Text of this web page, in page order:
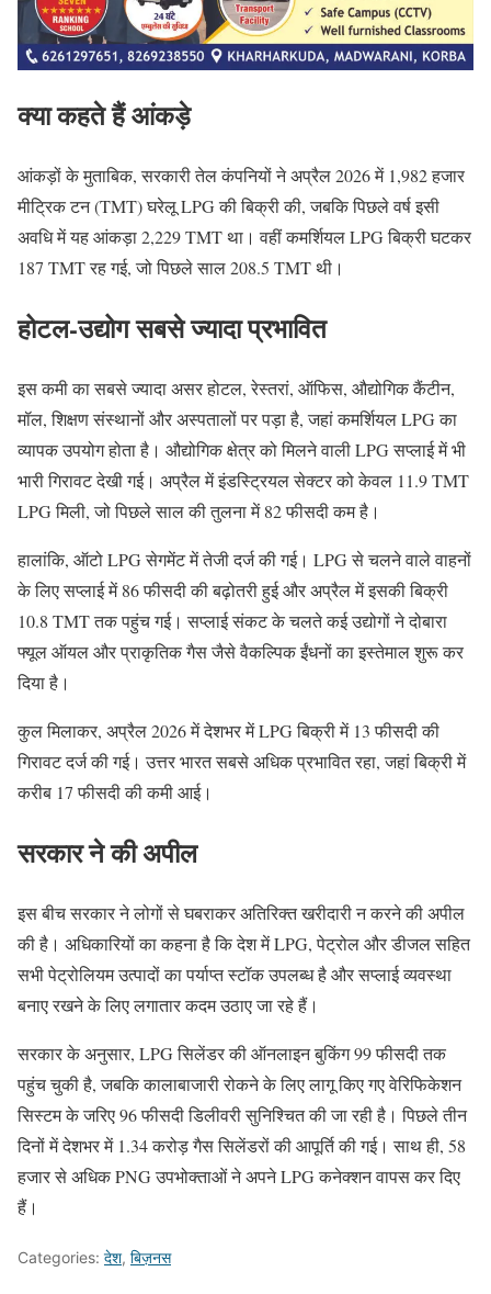
क्या कहते हैं आंकड़े
आंकड़ों के मुताबिक, सरकारी तेल कंपनियों ने अप्रैल 2026 में 1,982 हजार
मीट्रिक टन (TMT) घरेलू LPG की बिक्री की, जबकि पिछले वर्ष इसी
अवधि में यह आंकड़ा 2,229 TMT था। वहीं कमर्शियल LPG बिक्री घटकर
187 TMT रह गई, जो पिछले साल 208.5 TMT थी।
होटल-उद्योग सबसे ज्यादा प्रभावित
इस कमी का सबसे ज्यादा असर होटल, रेस्तरां, ऑफिस, औद्योगिक कैंटीन,
मॉल, शिक्षण संस्थानों और अस्पतालों पर पड़ा है, जहां कमर्शियल LPG का
व्यापक उपयोग होता है। औद्योगिक क्षेत्र को मिलने वाली LPG सप्लाई में भी
भारी गिरावट देखी गई। अप्रैल में इंडस्ट्रियल सेक्टर को केवल 11.9 TMT
LPG मिली, जो पिछले साल की तुलना में 82 फीसदी कम है।
हालांकि, ऑटो LPG सेगमेंट में तेजी दर्ज की गई। LPG से चलने वाले वाहनों
के लिए सप्लाई में 86 फीसदी की बढ़ोतरी हुई और अप्रैल में इसकी बिक्री
10.8 TMT तक पहुंच गई। सप्लाई संकट के चलते कई उद्योगों ने दोबारा
फ्यूल ऑयल और प्राकृतिक गैस जैसे वैकल्पिक ईंधनों का इस्तेमाल शुरू कर
दिया है।
कुल मिलाकर, अप्रैल 2026 में देशभर में LPG बिक्री में 13 फीसदी की
गिरावट दर्ज की गई। उत्तर भारत सबसे अधिक प्रभावित रहा, जहां बिक्री में
करीब 17 फीसदी की कमी आई।
सरकार ने की अपील
इस बीच सरकार ने लोगों से घबराकर अतिरिक्त खरीदारी न करने की अपील
की है। अधिकारियों का कहना है कि देश में LPG, पेट्रोल और डीजल सहित
सभी पेट्रोलियम उत्पादों का पर्याप्त स्टॉक उपलब्ध है और सप्लाई व्यवस्था
बनाए रखने के लिए लगातार कदम उठाए जा रहे हैं।
सरकार के अनुसार, LPG सिलेंडर की ऑनलाइन बुकिंग 99 फीसदी तक
पहुंच चुकी है, जबकि कालाबाजारी रोकने के लिए लागू किए गए वेरिफिकेशन
सिस्टम के जरिए 96 फीसदी डिलीवरी सुनिश्चित की जा रही है। पिछले तीन
दिनों में देशभर में 1.34 करोड़ गैस सिलेंडरों की आपूर्ति की गई। साथ ही, 58
हजार से अधिक PNG उपभोक्ताओं ने अपने LPG कनेक्शन वापस कर दिए
हैं।
Categories: देश, बिज़नस